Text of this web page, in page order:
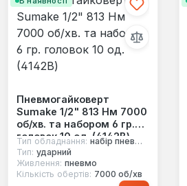
Пневмогайковерт
Sumake 1/2" 813 Нм 7000
об/хв. та набором 6 гр.
головок 10 од. (4142B)
Тип обладнання: набір пневмоінструменту
Тип: ударний
Живлення: пневмо
Кількість обертів: 7000 об/хв